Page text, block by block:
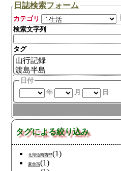
日誌検索フォーム
カテゴリ
検索文字列
タグ
日付
年
月 日
タグによる絞り込み
北海道南西部(1)
夏合宿(1)